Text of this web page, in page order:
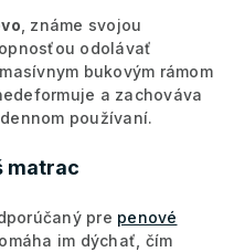
, známe svojou
odolávať
bukovým rámom
a zachováva
používaní.
matrac
pre penové
im dýchať, čím